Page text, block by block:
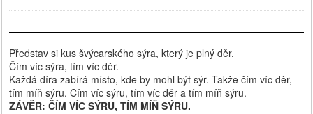
Představ si kus švýcarského sýra, který je plný děr.
Čím víc sýra, tím víc děr.
Každá díra zabírá místo, kde by mohl být sýr. Takže čím víc děr,
tím míň sýru. Čím víc sýru, tím víc děr a tím míň sýru.
ZÁVĚR: ČÍM VÍC SÝRU, TÍM MÍŇ SÝRU.